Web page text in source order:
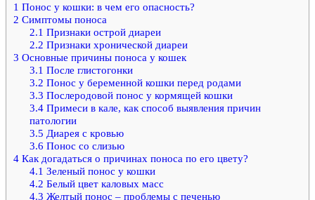
1 Понос у кошки: в чем его опасность?
2 Симптомы поноса
2.1 Признаки острой диареи
2.2 Признаки хронической диареи
3 Основные причины поноса у кошек
3.1 После глистогонки
3.2 Понос у беременной кошки перед родами
3.3 Послеродовой понос у кормящей кошки
3.4Примеси в кале, как способ выявления причин
патологии
3.5 Диарея с кровью
3.6 Понос со слизью
4 Как догадаться о причинах поноса по его цвету?
4.1 Зеленый понос у кошки
4.2 Белый цвет каловых масс
4.3 Желтый понос – проблемы с печенью